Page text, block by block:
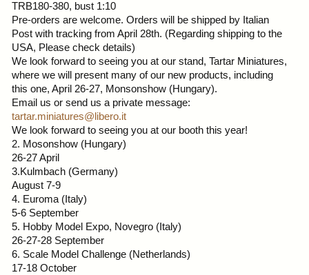
TRB180-380, bust 1:10
Pre-orders are welcome. Orders will be shipped by Italian
Post with tracking from April 28th. (Regarding shipping to the
USA, Please check details)
We look forward to seeing you at our stand, Tartar Miniatures,
where we will present many of our new products, including
this one, April 26-27, Monsonshow (Hungary).
Email us or send us a private message:
tartar.miniatures@libero.it
We look forward to seeing you at our booth this year!
2. Mosonshow (Hungary)
26-27 April
3.Kulmbach (Germany)
August 7-9
4. Euroma (Italy)
5-6 September
5. Hobby Model Expo, Novegro (Italy)
26-27-28 September
6. Scale Model Challenge (Netherlands)
17-18 October